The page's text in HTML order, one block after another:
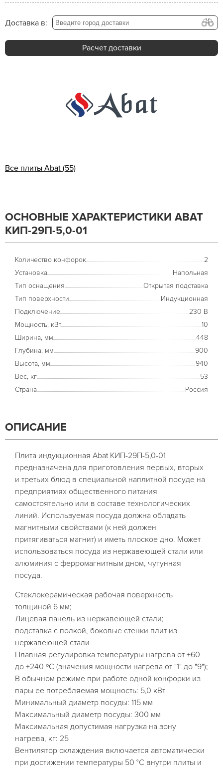
Доставка в:
Расчет доставки
Все плиты Abat (55)
ОСНОВНЫЕ ХАРАКТЕРИСТИКИ ABAT
КИП-29П-5,0-01
Количество конфорок
2
Установка
Напольная
Тип оснащения
Открытая подставка
Тип поверхности
Индукционная
Подключение
230 В
Мощность, кВт
10
Ширина, мм
448
Глубина, мм
900
Высота, мм
940
Вес, кг
53
Страна
Россия
ОПИСАНИЕ
Плита индукционная Abat КИП-29П-5,0-01
предназначена для приготовления первых, вторых
и третьих блюд в специальной наплитной посуде на
предприятиях общественного питания
самостоятельно или в составе технологических
линий. Используемая посуда должна обладать
магнитными свойствами (к ней должен
притягиваться магнит) и иметь плоское дно. Может
использоваться посуда из нержавеющей стали или
алюминия с ферромагнитным дном, чугунная
посуда.
Стеклокерамическая рабочая поверхность
толщиной 6 мм;
Лицевая панель из нержавеющей стали;
подставка с полкой, боковые стенки плит из
нержавеющей стали
Плавная регулировка температуры нагрева от +60
до +240 ºС (значения мощности нагрева от "1" до "9");
В обычном режиме при работе одной конфорки из
пары ее потребляемая мощность: 5,0 кВт
Минимальный диаметр посуды: 115 мм
Максимальный диаметр посуды: 300 мм
Максимальная допустимая нагрузка на зону
нагрева, кг: 25
Вентилятор охлаждения включается автоматически
при достижении температуры 50 °С внутри плиты и